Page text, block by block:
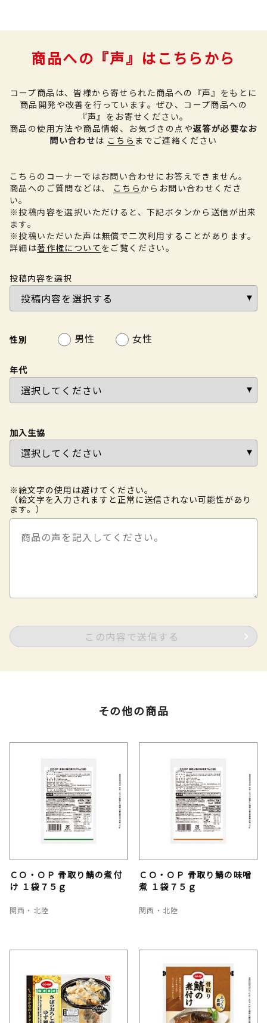
商品への『声』はこちらから
コープ商品は、皆様から寄せられた商品への『声』をもとに
商品開発や改善を行っています。 ぜひ、コープ商品への
『声』をお寄せください。
商品の使用方法や商品情報、お気づきの点や返答が必要なお
問い合わせは こちら までご連絡ください
こちらのコーナーではお問い合わせにお答えできません。
商品へのご質問などは、
こちらからお問い合わせくださ
い。
※投稿内容を選択いただけると、下記ボタンから送信が出来
ます。
※投稿いただいた声は無償で二次利用することがあります。
詳細は著作権について をご覧ください。
投稿内容を選択
性別 男性 女性
年代
加入生協
※絵文字の使用は避けてください。
（絵文字を入力されますと正常に送信されない可能性があり
ます。）
この内容で送信する
その他の商品
ＣＯ・ＯＰ 骨取り鯖の煮付
け １袋７５ｇ
関西・北陸
ＣＯ・ＯＰ 骨取り鯖の味噌
煮 １袋７５ｇ
関西・北陸